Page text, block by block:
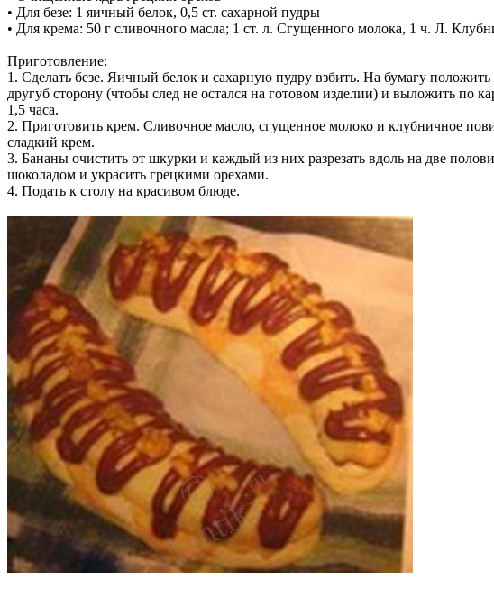
• Для безе: 1 яичный белок, 0,5 ст. сахарной пудры
• Для крема: 50 г сливочного масла; 1 ст. л. Сгущенного молока, 1 ч. Л.
Приготовление:
1. Сделать безе. Яичный белок и сахарную пудру взбить. На бумагу
другуб сторону (чтобы след не остался на готовом изделии) и выложить по
1,5 часа.
2. Приготовить крем. Сливочное масло, сгущенное молоко и клубничное
сладкий крем.
3. Бананы очистить от шкурки и каждый из них разрезать вдоль на две
шоколадом и украсить грецкими орехами.
4. Подать к столу на красивом блюде.